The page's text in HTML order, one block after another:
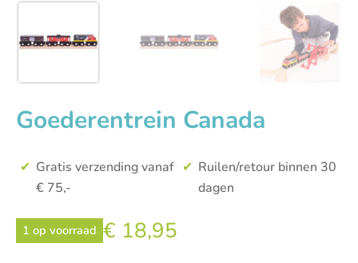
Goederentrein Canada
Gratis verzending vanaf
€ 75,-
Ruilen/retour binnen 30
dagen
1 op voorraad € 18,95